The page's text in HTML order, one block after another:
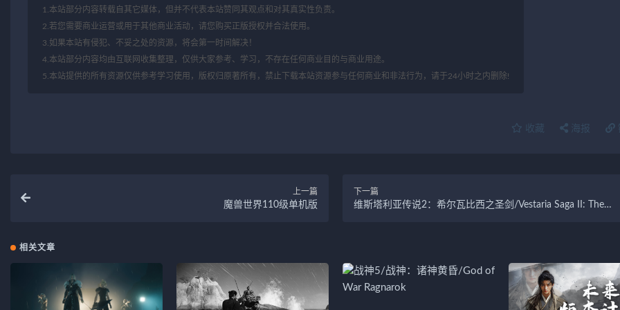
1.本站部分内容转载自其它媒体，但并不代表本站赞同其观点和对其真实性负责。
2.若您需要商业运营或用于其他商业活动，请您购买正版授权并合法使用。
3.如果本站有侵犯、不妥之处的资源，将会第一时间解决！
4.本站部分内容均由互联网收集整理，仅供大家参考、学习，不存在任何商业目的与商业用途。
5.本站提供的所有资源仅供参考学习使用，版权归原著所有，禁止下载本站资源参与任何商业和非法行为，请于24小时之内删除!
收藏 海报
上一篇
魔兽世界110级单机版
下一篇
维斯塔利亚传说2：希尔瓦比西之圣剑/Vestaria Saga II: The
相关文章